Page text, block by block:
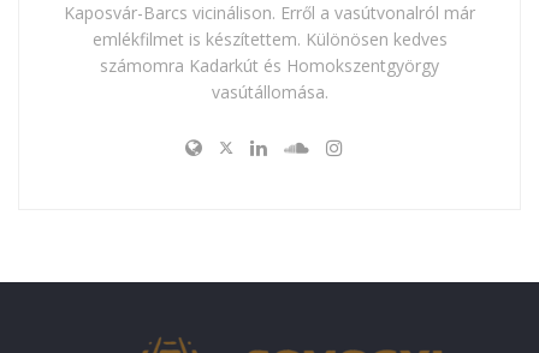
Kaposvár-Barcs vicinálison. Erről a vasútvonalról már
emlékfilmet is készítettem. Különösen kedves
számomra Kadarkút és Homokszentgyörgy
vasútállomása.